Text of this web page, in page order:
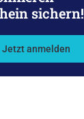
sichern!
Jetzt anmelden